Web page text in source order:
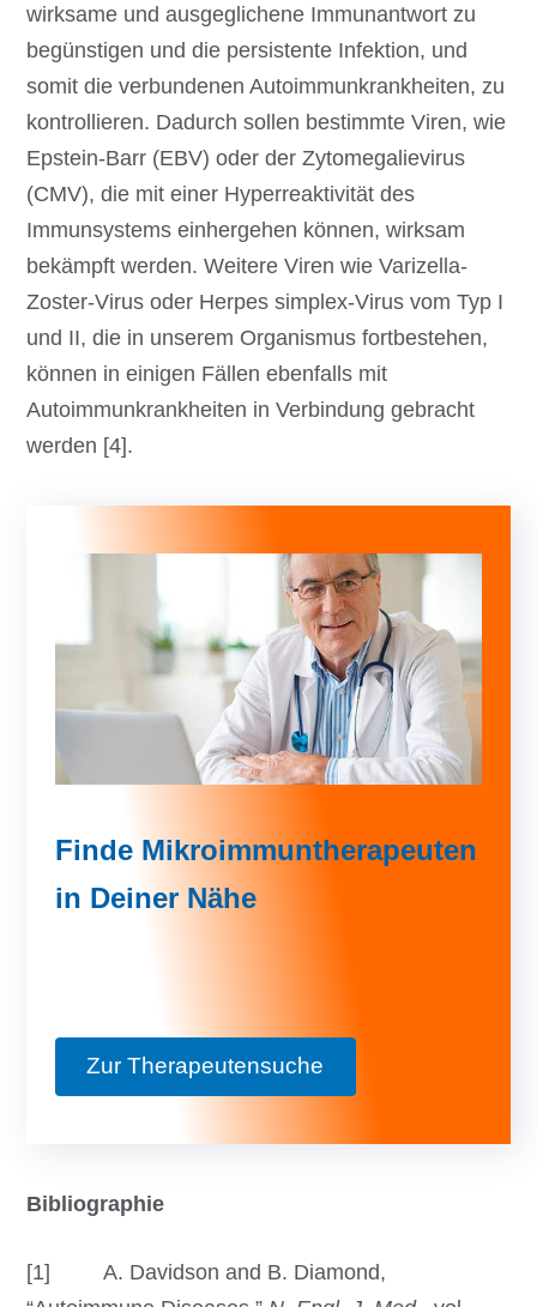
wirksame und ausgeglichene Immunantwort zu
begünstigen und die persistente Infektion, und
somit die verbundenen Autoimmunkrankheiten, zu
kontrollieren. Dadurch sollen bestimmte Viren, wie
Epstein-Barr (EBV) oder der Zytomegalievirus
(CMV), die mit einer Hyperreaktivität des
Immunsystems einhergehen können, wirksam
bekämpft werden. Weitere Viren wie Varizella-
Zoster-Virus oder Herpes simplex-Virus vom Typ I
und II, die in unserem Organismus fortbestehen,
können in einigen Fällen ebenfalls mit
Autoimmunkrankheiten in Verbindung gebracht
werden [4].
Finde Mikroimmuntherapeuten
in Deiner Nähe
Zur Therapeutensuche
Bibliographie
[1] A. Davidson and B. Diamond,